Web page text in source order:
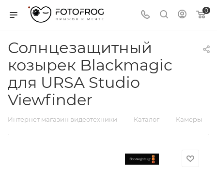
0
Солнцезащитный
козырек Blackmagic
для URSA Studio
Viewfinder
Интернет магазин видеотехники — Каталог — Камеры —